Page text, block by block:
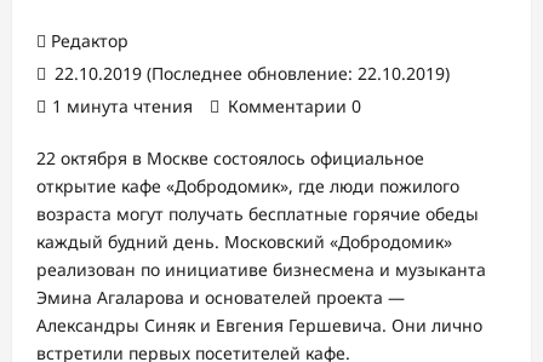
Редактор
22.10.2019 (Последнее обновление: 22.10.2019)
1 минута чтения
Комментарии 0
22 октября в Москве состоялось официальное
открытие кафе «Добродомик», где люди пожилого
возраста могут получать бесплатные горячие обеды
каждый будний день. Московский «Добродомик»
реализован по инициативе бизнесмена и музыканта
Эмина Агаларова и основателей проекта —
Александры Синяк и Евгения Гершевича. Они лично
встретили первых посетителей кафе.